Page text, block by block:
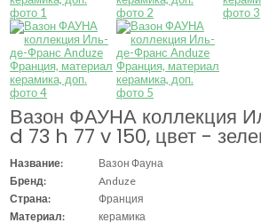
Вазон ФАУНА коллекция
d 73 h 77 v 150, цвет -
Название:
Вазон Фауна
Бренд:
Anduze
Страна:
Франция
Материал:
керамика